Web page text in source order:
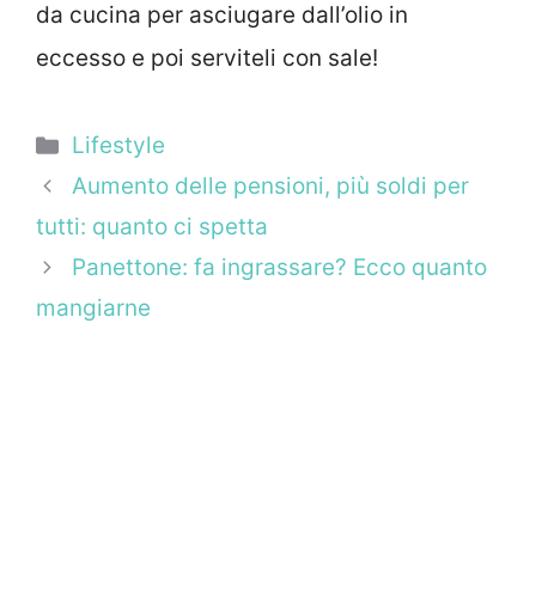
da cucina per asciugare dall’olio in
eccesso e poi serviteli con sale!
Categorie
Lifestyle
Aumento delle pensioni, più soldi per
tutti: quanto ci spetta
Panettone: fa ingrassare? Ecco quanto
mangiarne